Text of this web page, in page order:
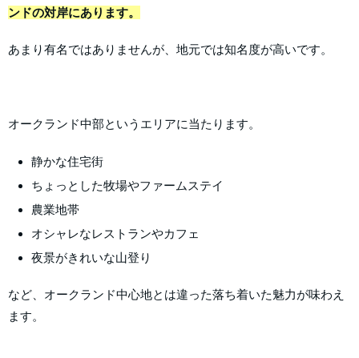
ンドの対岸にあります。
あまり有名ではありませんが、地元では知名度が高いです。
オークランド中部というエリアに当たります。
静かな住宅街
ちょっとした牧場やファームステイ
農業地帯
オシャレなレストランやカフェ
夜景がきれいな山登り
など、オークランド中心地とは違った落ち着いた魅力が味わえ
ます。